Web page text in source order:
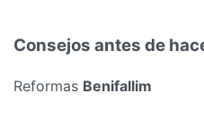
Consejos antes de
Reformas Benifallim